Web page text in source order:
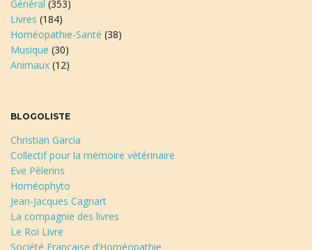
Général (353)
Livres (184)
Homéopathie-Santé (38)
Musique (30)
Animaux (12)
BLOGOLISTE
Christian Garcia
Collectif pour la mémoire vétérinaire
Eve Pèlerins
Homéophyto
Jean-Jacques Cagnart
La compagnie des livres
Le Roi Livre
Société Française d’Homéopathie